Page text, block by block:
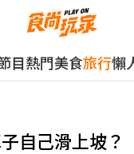
目熱門美食旅行懶
自己滑上坡？